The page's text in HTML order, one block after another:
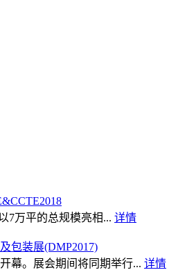
7万平的总规模亮相... 详情
包装展(DMP2017)
幕。展会期间将同期举行... 详情